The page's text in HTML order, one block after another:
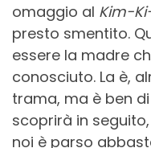
omaggio al Kim-
presto smentito.
essere la madre
conosciuto. La è,
trama, ma è ben
scoprirà in
noi è parso